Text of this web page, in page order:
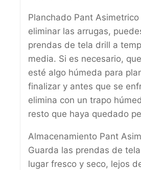
Planchado Pant Asimetrico
eliminar las arrugas,
prendas de tela drill a
media. Si es necesario,
esté algo húmeda para
finalizar y antes que se
elimina con un trapo
resto que haya quedado
Almacenamiento Pant
Guarda las prendas de
lugar fresco y seco, lejos